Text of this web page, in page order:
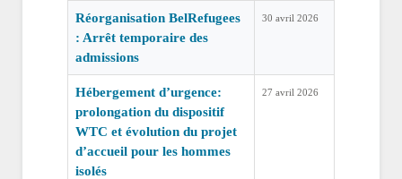
Réorganisation BelRefugees
: Arrêt temporaire des
admissions
30 avril 2026
Hébergement d’urgence:
prolongation du dispositif
WTC et évolution du projet
d’accueil pour les hommes
isolés
27 avril 2026